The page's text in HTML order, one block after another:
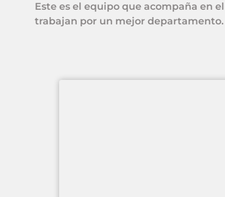
Este es el equipo que acompaña en
trabajan por un mejor departamento.